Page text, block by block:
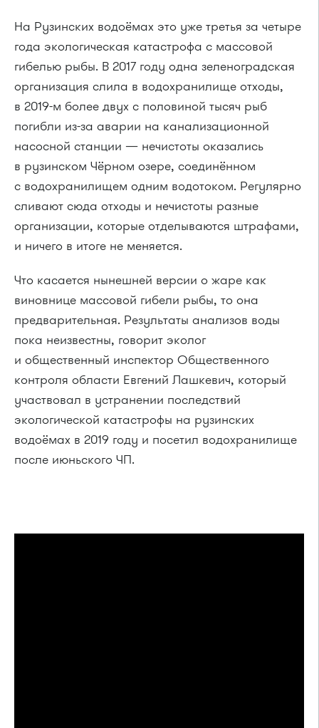
На Рузинских водоёмах это уже третья за четыре
года экологическая катастрофа с массовой
гибелью рыбы. В 2017 году одна зеленоградская
организация слила в водохранилище отходы,
в 2019-м более двух с половиной тысяч рыб
погибли из-за аварии на канализационной
насосной станции — нечистоты оказались
в рузинском Чёрном озере, соединённом
с водохранилищем одним водотоком. Регулярно
сливают сюда отходы и нечистоты разные
организации, которые отделываются штрафами,
и ничего в итоге не меняется.
Что касается нынешней версии о жаре как
виновнице массовой гибели рыбы, то она
предварительная. Результаты анализов воды
пока неизвестны, говорит эколог
и общественный инспектор Общественного
контроля области Евгений Лашкевич, который
участвовал в устранении последствий
экологической катастрофы на рузинских
водоёмах в 2019 году и посетил водохранилище
после июньского ЧП.